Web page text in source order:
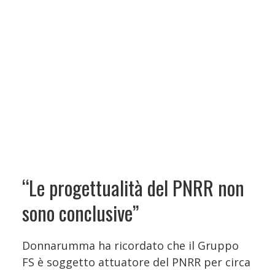
“Le progettualità del PNRR non
sono conclusive”
Donnarumma ha ricordato che il Gruppo
FS è soggetto attuatore del PNRR per circa